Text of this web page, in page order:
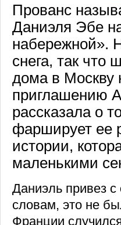
Прованс
Даниэля Эбе
набережной».
снега, так что
дома в Москву
приглашению
рассказала о
фарширует ее
истории,
маленькими
Даниэль привез
словам, это не
Франции